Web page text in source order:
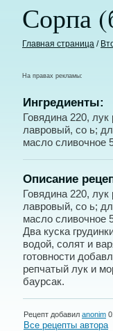
Сорпа
Главная страница /
На правах рекламы:
Ингредиенты:
Говядина 220,
лавровый, со ь;
масло сливочное
Описание
Говядина 220,
лавровый, со ь;
масло сливочное
Два куска
водой, солят и
готовности
репчатый лук и
баурсак.
Рецепт добавил anonim
Все рецепты автора